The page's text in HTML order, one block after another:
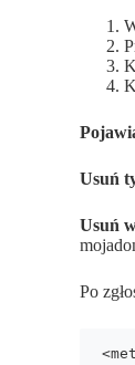
Usuń
Usuń
Po